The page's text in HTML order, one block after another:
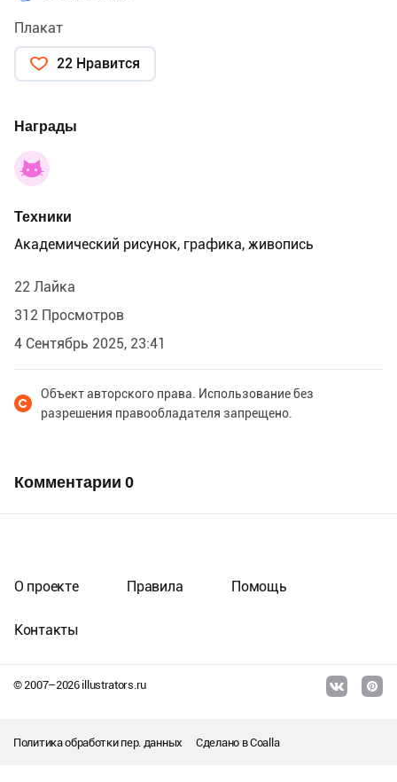
Плакат
22 Нравится
Награды
Техники
Академический рисунок, графика, живопись
22 Лайка
312 Просмотров
4 Сентябрь 2025, 23:41
Объект авторского права. Использование без
разрешения правообладателя запрещено.
Комментарии 0
© 2007–2026illustrators.ru
О проекте Правила Помощь
Контакты
Политика обработки пер. данных Сделано вCoalla